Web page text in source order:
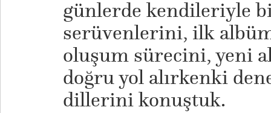
günlerde kendileriyle
serüvenlerini, ilk
oluşum sürecini, yeni
doğru yol alırkenki
dillerini konuştuk.